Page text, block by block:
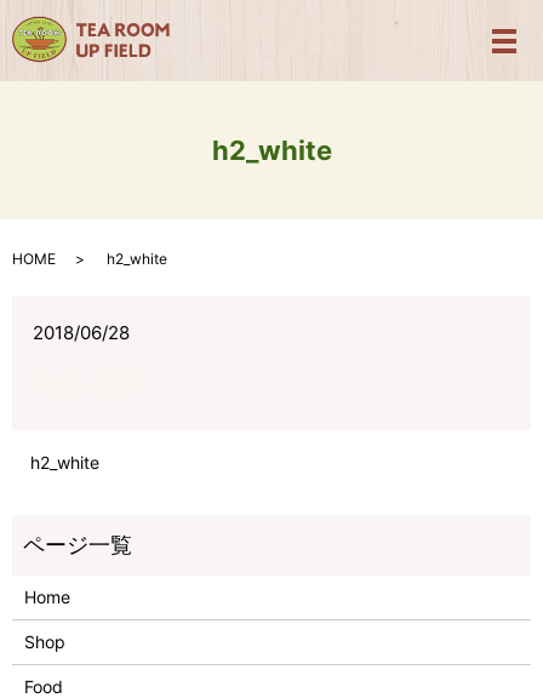
メ
h2_white
HOME h2_white
2018/06/28
h2_white
Home
Shop
Food